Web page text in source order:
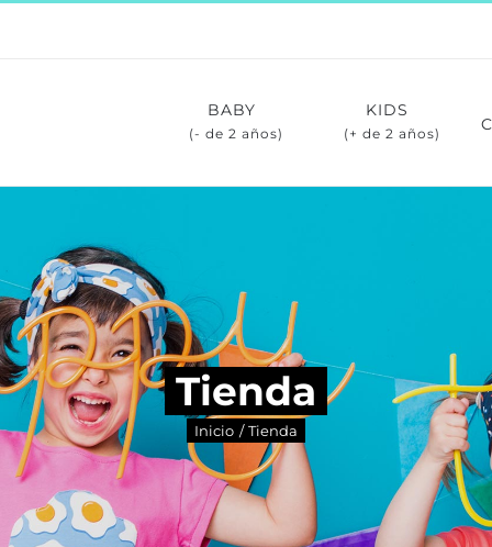
BABY
(- de 2 años)
KIDS
(+ de 2 años)
Tienda
Inicio Tienda